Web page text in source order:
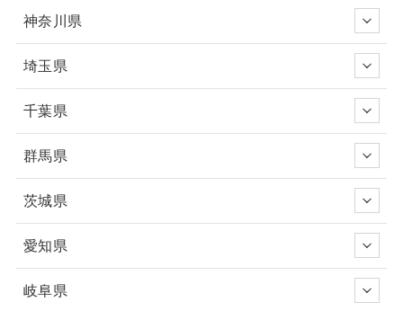
神奈川県
埼玉県
千葉県
群馬県
茨城県
愛知県
岐阜県